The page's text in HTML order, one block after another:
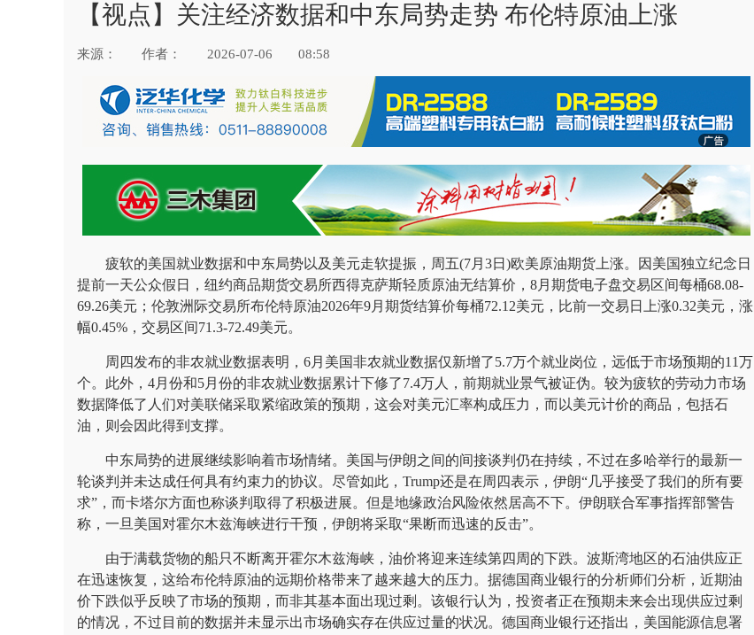
【视点】关注经济数据和中东局势走势 布伦特原油上涨
来源： 作者： 2026-07-06 08:58
疲软的美国就业数据和中东局势以及美元走软提振，周五(7月3日)欧美原油期货上涨。因美国独立纪念日
提前一天公众假日，纽约商品期货交易所西得克萨斯轻质原油无结算价，8月期货电子盘交易区间每桶68.08-
69.26美元；伦敦洲际交易所布伦特原油2026年9月期货结算价每桶72.12美元，比前一交易日上涨0.32美元，涨
幅0.45%，交易区间71.3-72.49美元。
周四发布的非农就业数据表明，6月美国非农就业数据仅新增了5.7万个就业岗位，远低于市场预期的11万
个。此外，4月份和5月份的非农就业数据累计下修了7.4万人，前期就业景气被证伪。较为疲软的劳动力市场
数据降低了人们对美联储采取紧缩政策的预期，这会对美元汇率构成压力，而以美元计价的商品，包括石
油，则会因此得到支撑。
中东局势的进展继续影响着市场情绪。美国与伊朗之间的间接谈判仍在持续，不过在多哈举行的最新一
轮谈判并未达成任何具有约束力的协议。尽管如此，Trump还是在周四表示，伊朗“几乎接受了我们的所有要
求”，而卡塔尔方面也称谈判取得了积极进展。但是地缘政治风险依然居高不下。伊朗联合军事指挥部警告
称，一旦美国对霍尔木兹海峡进行干预，伊朗将采取“果断而迅速的反击”。
由于满载货物的船只不断离开霍尔木兹海峡，油价将迎来连续第四周的下跌。波斯湾地区的石油供应正
在迅速恢复，这给布伦特原油的远期价格带来了越来越大的压力。据德国商业银行的分析师们分析，近期油
价下跌似乎反映了市场的预期，而非其基本面出现过剩。该银行认为，投资者正在预期未来会出现供应过剩
的情况，不过目前的数据并未显示出市场确实存在供应过量的状况。德国商业银行还指出，美国能源信息署